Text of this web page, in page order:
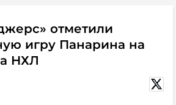
отметили
игру Панарина на
НХЛ